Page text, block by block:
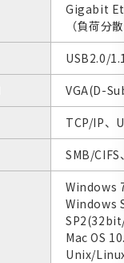
Gigabit
（負荷分
USB2.0/
VGA(D-
TCP/IP、
SMB/
Windows
Windows
Mac OS
Unix/